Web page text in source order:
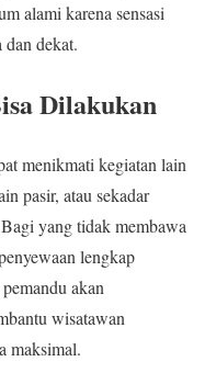
alami karena sensasi
dekat.
Dilakukan
menikmati kegiatan lain
pasir, atau sekadar
yang tidak membawa
lengkap
akan
wisatawan
maksimal.